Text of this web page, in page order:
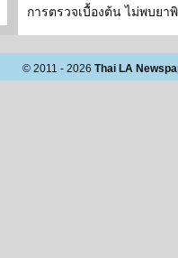
การตรวจเบื้องต้น ไม่พบย
© 2011 - 2026 Thai LA